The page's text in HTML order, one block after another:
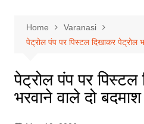
Home
Varanasi
पेट्रोल पंप पर पिस्टल दिखाकर पेट्रोल
पेट्रोल पंप पर पिस्टल
भरवाने वाले दो बदमाश